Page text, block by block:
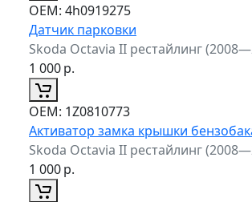
ОЕМ: 4h0919275
Датчик парковки
Skoda Octavia II рестайлинг
1 000р.
ОЕМ: 1Z0810773
Активатор замка крышки
Skoda Octavia II рестайлинг
1 000р.